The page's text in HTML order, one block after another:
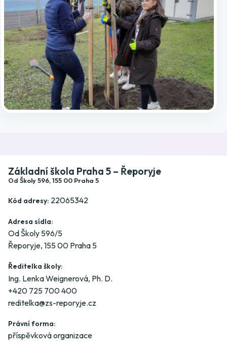
Základní škola Praha 5 – Řeporyje
Od Školy 596, 155 00 Praha 5
Kód adresy: 22065342
Adresa sídla:
Od Školy 596/5
Řeporyje, 155 00 Praha 5
Ředitelka školy:
Ing. Lenka Weignerová, Ph. D.
+420 725 700 400
reditelka@zs-reporyje.cz
Právní forma:
příspěvková organizace